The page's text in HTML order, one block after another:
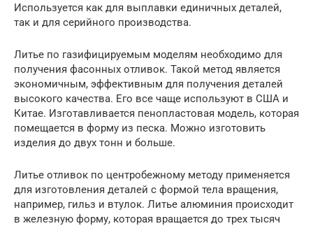
Используется как для выплавки единичных деталей,
так и для серийного производства.
Литье по газифицируемым моделям необходимо для
получения фасонных отливок. Такой метод является
экономичным, эффективным для получения деталей
высокого качества. Его все чаще используют в США и
Китае. Изготавливается пенопластовая модель, которая
помещается в форму из песка. Можно изготовить
изделия до двух тонн и больше.
Литье отливок по центробежному методу применяется
для изготовления деталей с формой тела вращения,
например, гильз и втулок. Литье алюминия происходит
в железную форму, которая вращается до трех тысяч